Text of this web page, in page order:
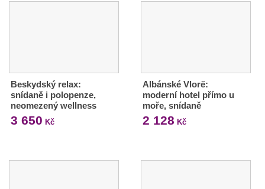
Beskydský relax:
snídaně i polopenze,
neomezený wellness
3 650 Kč
Albánské Vlorë:
moderní hotel přímo u
moře, snídaně
2 128 Kč